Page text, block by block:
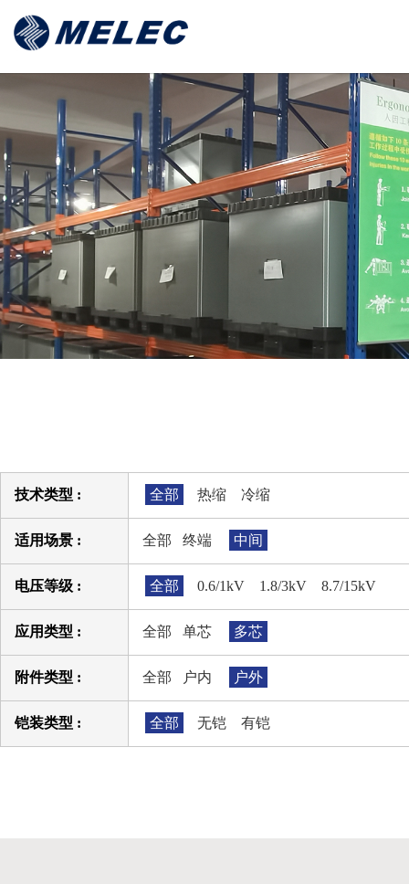
技术类型 : 全部 热缩 冷缩
适用场景 : 全部 终端 中间
电压等级 : 全部 0.6/1kV 1.8/3kV 8.7/15kV
应用类型 : 全部 单芯 多芯
附件类型 : 全部 户内 户外
铠装类型 : 全部 无铠 有铠